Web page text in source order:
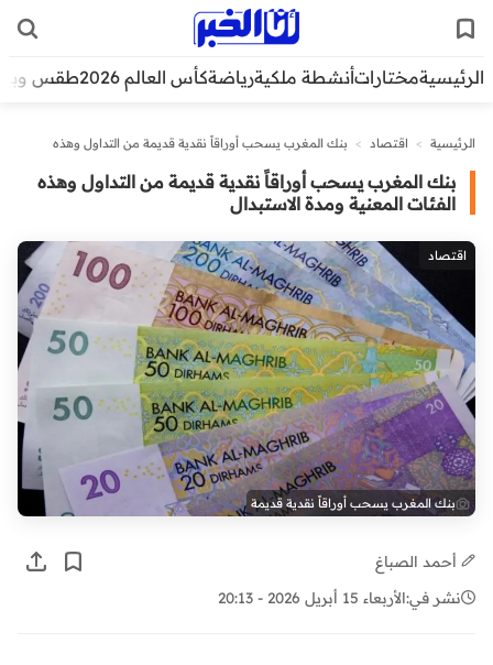
الرئيسيةمختاراتأنشطة ملكيةرياضةكأس العالم 2026 طقس
الرئيسية > اقتصاد >
بنك المغرب يسحب أوراقاً نقدية قديمة من التداول وهذه
بنك المغرب يسحب أوراقاً نقدية قديمة من التداول وهذه
الفئات المعنية ومدة الاستبدال
اقتصاد
بنك المغرب يسحب أوراقاً نقدية قديمة
أحمد الصباغ
نشر في:الأربعاء 15 أبريل 2026 - 20:13